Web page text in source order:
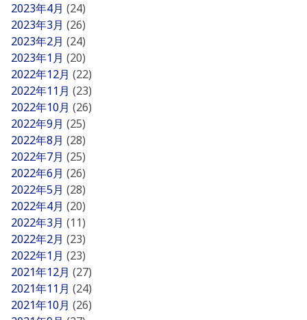
2023年4月 (24)
2023年3月 (26)
2023年2月 (24)
2023年1月 (20)
2022年12月 (22)
2022年11月 (23)
2022年10月 (26)
2022年9月 (25)
2022年8月 (28)
2022年7月 (25)
2022年6月 (26)
2022年5月 (28)
2022年4月 (20)
2022年3月 (11)
2022年2月 (23)
2022年1月 (23)
2021年12月 (27)
2021年11月 (24)
2021年10月 (26)